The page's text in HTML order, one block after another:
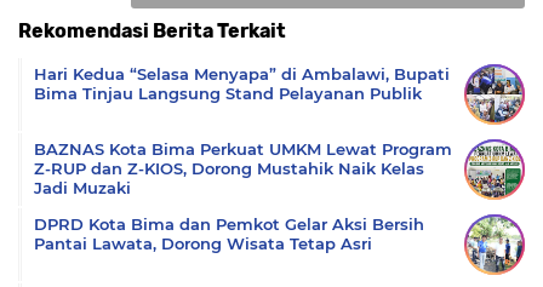
Rekomendasi Berita Terkait
Hari Kedua “Selasa Menyapa” di Ambalawi, Bupati
Bima Tinjau Langsung Stand Pelayanan Publik
BAZNAS Kota Bima Perkuat UMKM Lewat Program
Z-RUP dan Z-KIOS, Dorong Mustahik Naik Kelas
Jadi Muzaki
DPRD Kota Bima dan Pemkot Gelar Aksi Bersih
Pantai Lawata, Dorong Wisata Tetap Asri